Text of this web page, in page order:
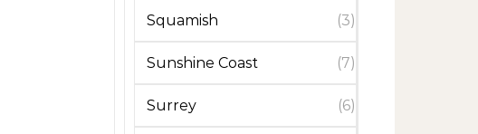
Squamish (3)
Sunshine Coast (7)
Surrey (6)